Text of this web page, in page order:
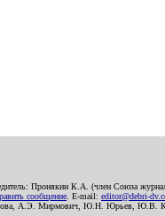
Пронякин К.А. (член Союза
сообщение . E-mail: editor@debri-
А.Э. Мирмович, Ю.Н.